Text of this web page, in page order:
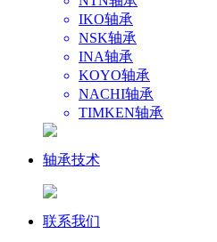
IKO轴承
NSK轴承
INA轴承
KOYO轴承
NACHI轴承
TIMKEN轴承
轴承技术
联系我们